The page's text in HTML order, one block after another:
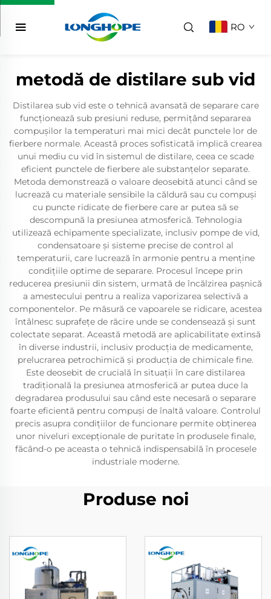
RO
metodă de distilare sub vid
Distilarea sub vid este o tehnică avansată de separare care
funcționează sub presiuni reduse, permițând separarea
compușilor la temperaturi mai mici decât punctele lor de
fierbere normale. Această proces sofisticată implică crearea
unui mediu cu vid în sistemul de distilare, ceea ce scade
eficient punctele de fierbere ale substanțelor separate.
Metoda demonstrează o valoare deosebită atunci când se
lucrează cu materiale sensibile la căldură sau cu compuși
cu puncte ridicate de fierbere care ar putea să se
descompună la presiunea atmosferică. Tehnologia
utilizează echipamente specializate, inclusiv pompe de vid,
condensatoare și sisteme precise de control al
temperaturii, care lucrează în armonie pentru a menține
condițiile optime de separare. Procesul începe prin
reducerea presiunii din sistem, urmată de încălzirea pașnică
a amestecului pentru a realiza vaporizarea selectivă a
componentelor. Pe măsură ce vapoarele se ridicare, acestea
întâlnesc suprafețe de răcire unde se condensează și sunt
colectate separat. Această metodă are aplicabilitate extinsă
în diverse industrii, inclusiv producția de medicamente,
prelucrarea petrochimică și producția de chimicale fine.
Este deosebit de crucială în situații în care distilarea
tradițională la presiunea atmosferică ar putea duce la
degradarea produsului sau când este necesară o separare
foarte eficientă pentru compuși de înaltă valoare. Controlul
precis asupra condițiilor de funcionare permite obținerea
unor niveluri excepționale de puritate în produsele finale,
făcând-o pe aceasta o tehnică indispensabilă în procesele
industriale moderne.
Produse noi